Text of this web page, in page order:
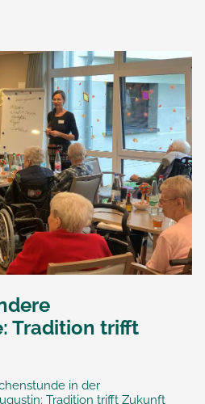
Tradition trifft
in der
Tradition trifft Zukunft